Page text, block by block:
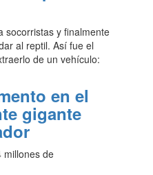
socorristas y finalmente
al reptil. Así fue el
de un vehículo:
en el
gigante
millones de